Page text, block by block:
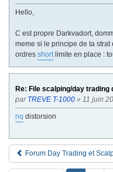
Hello,
C est propre Darkvadort,
meme si le principe de ta
ordres shortlimite en place :
Re: File scalping/day trading
par TREVE T-1000 » 11 juin
nq distorsion
Forum Day Trading et